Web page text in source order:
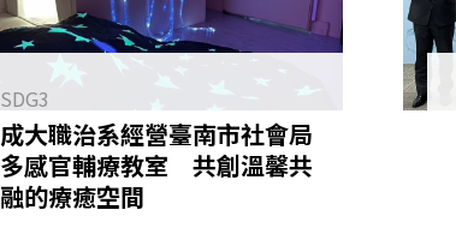
SDG3
成大職治系經營臺南市社會局
多感官輔療教室 共創溫馨共
融的療癒空間